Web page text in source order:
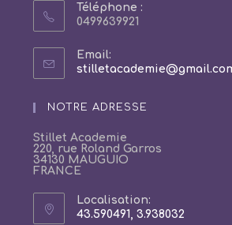
Téléphone :
0499639921
Email:
NOTRE ADRESSE
Stillet Academie
220, rue Roland Garros
34130 MAUGUIO
FRANCE
Localisation:
43.590491, 3.938032